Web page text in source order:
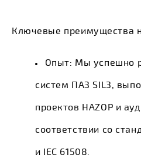
Ключевые преимущества
Опыт: Мы успешно
систем ПАЗ SIL3,
проектов HAZOP и
соответствии со
и IEC 61508.